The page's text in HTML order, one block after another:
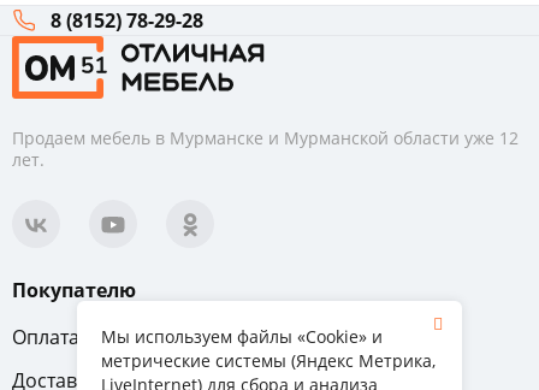
8 (8152) 78-29-28
Продаем мебель в Мурманске и Мурманской области уже 12
лет.
Покупателю
Оплата
Вопрос-ответ
Доставка
Обмен и возврат
Мы используем файлы «Cookie» и
метрические системы (Яндекс Метрика,
LiveInternet) для сбора и анализа